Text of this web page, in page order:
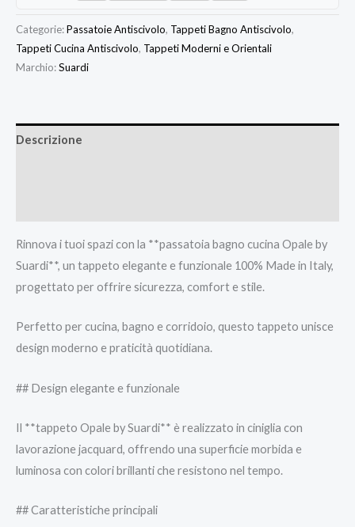
Categorie:Passatoie Antiscivolo, Tappeti Bagno Antiscivolo,
Tappeti Cucina Antiscivolo, Tappeti Moderni e Orientali
Marchio:Suardi
Descrizione
Rinnova i tuoi spazi con la **passatoia bagno cucina Opale by
Suardi**, un tappeto elegante e funzionale 100% Made in Italy,
progettato per offrire sicurezza, comfort e stile.
Perfetto per cucina, bagno e corridoio, questo tappeto unisce
design moderno e praticità quotidiana.
## Design elegante e funzionale
Il **tappeto Opale by Suardi** è realizzato in ciniglia con
lavorazione jacquard, offrendo una superficie morbida e
luminosa con colori brillanti che resistono nel tempo.
## Caratteristiche principali